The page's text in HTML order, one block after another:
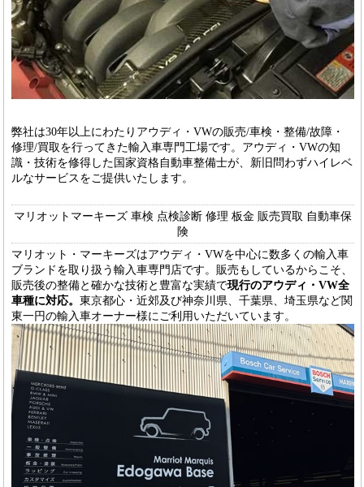
弊社は30年以上にわたりアウディ・VWの販売/車検・整備/故障・
修理/買取を行ってきた輸入車専門工場です。アウディ・VWの知
識・技術を修得した国家資格自動車整備士が、新旧問わずハイレベ
ルなサービスをご提供いたします。
マリオットマーキーズ 車検 点検診断 修理 板金 販売買取 自動車保
険
マリオット・マーキーズはアウディ・VWを中心に数多くの輸入車
ブランドを取り扱う輸入車専門店です。販売もしているからこそ、
販売後の整備と確かな技術と豊富な実績で現行のアウディ・VW全
車種に対応。東京都心・近郊及び神奈川県、千葉県、埼玉県など関
東一円の輸入車オーナー様にご利用いただいています。